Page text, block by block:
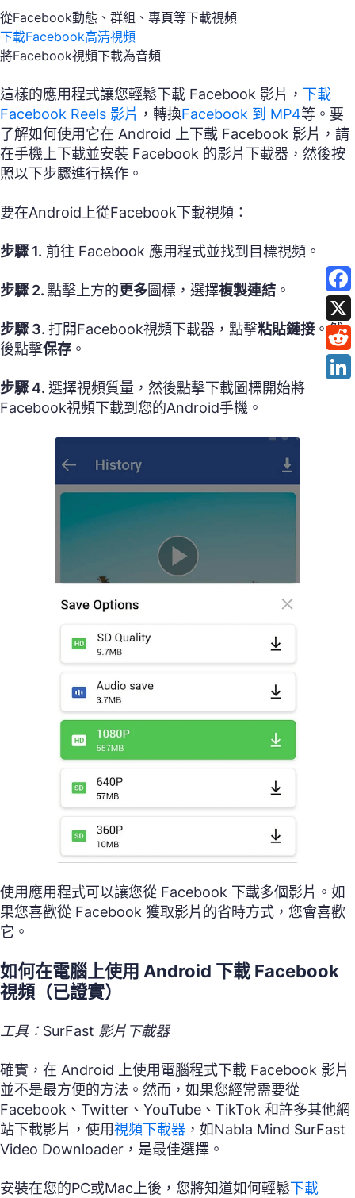
從Facebook動態、群組、專頁等下載視頻
下載Facebook高清視頻
將Facebook視頻下載為音頻
這樣的應用程式讓您輕鬆下載 Facebook 影片， 下載
Facebook Reels 影片 ，轉換Facebook 到 MP4等。要
了解如何使用它在 Android 上下載 Facebook 影片，請
在手機上下載並安裝 Facebook 的影片下載器，然後按
照以下步驟進行操作。
要在Android上從Facebook下載視頻：
步驟 1. 前往 Facebook 應用程式並找到目標視頻。
步驟 2. 點擊上方的更多圖標，選擇複製連結 。
步驟 3. 打開Facebook視頻下載器，點擊粘貼鏈接 。然
後點擊保存 。
步驟 4. 選擇視頻質量，然後點擊下載圖標開始將
Facebook視頻下載到您的Android手機。
使用應用程式可以讓您從 Facebook 下載多個影片。如
果您喜歡從 Facebook 獲取影片的省時方式，您會喜歡
它。
如何在電腦上使用 Android 下載 Facebook
視頻（已證實）
工具：SurFast 影片下載器
確實，在 Android 上使用電腦程式下載 Facebook 影片
並不是最方便的方法。然而，如果您經常需要從
Facebook、Twitter、YouTube、TikTok 和許多其他網
站下載影片，使用視頻下載器 ，如Nabla Mind SurFast
Video Downloader，是最佳選擇。
安裝在您的PC或Mac上後，您將知道如何輕鬆下載